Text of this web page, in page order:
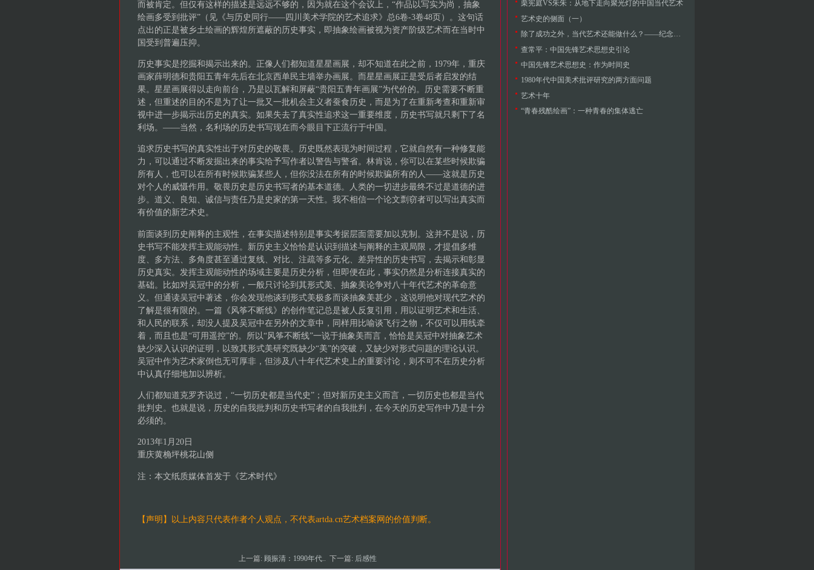
而被肯定。但仅有这样的描述是远远不够的，因为就在这个会议上，“作品以写实为尚，抽象
绘画多受到批评”（见《与历史同行——四川美术学院的艺术追求》总6卷-3卷48页）。这句话
点出的正是被乡土绘画的辉煌所遮蔽的历史事实，即抽象绘画被视为资产阶级艺术而在当时中
国受到普遍压抑。
历史事实是挖掘和揭示出来的。正像人们都知道星星画展，却不知道在此之前，1979年，重庆
画家薛明德和贵阳五青年先后在北京西单民主墙举办画展。而星星画展正是受后者启发的结
果。星星画展得以走向前台，乃是以瓦解和屏蔽“贵阳五青年画展”为代价的。历史需要不断重
述，但重述的目的不是为了让一批又一批机会主义者蚕食历史，而是为了在重新考查和重新审
视中进一步揭示出历史的真实。如果失去了真实性追求这一重要维度，历史书写就只剩下了名
利场。——当然，名利场的历史书写现在而今眼目下正流行于中国。
追求历史书写的真实性出于对历史的敬畏。历史既然表现为时间过程，它就自然有一种修复能
力，可以通过不断发掘出来的事实给予写作者以警告与警省。林肯说，你可以在某些时候欺骗
所有人，也可以在所有时候欺骗某些人，但你没法在所有的时候欺骗所有的人——这就是历史
对个人的威慑作用。敬畏历史是历史书写者的基本道德。人类的一切进步最终不过是道德的进
步。道义、良知、诚信与责任乃是史家的第一天性。我不相信一个论文剽窃者可以写出真实而
有价值的新艺术史。
前面谈到历史阐释的主观性，在事实描述特别是事实考据层面需要加以克制。这并不是说，历
史书写不能发挥主观能动性。新历史主义恰恰是认识到描述与阐释的主观局限，才提倡多维
度、多方法、多角度甚至通过复线、对比、注疏等多元化、差异性的历史书写，去揭示和彰显
历史真实。发挥主观能动性的场域主要是历史分析，但即便在此，事实仍然是分析连接真实的
基础。比如对吴冠中的分析，一般只讨论到其形式美、抽象美论争对八十年代艺术的革命意
义。但通读吴冠中著述，你会发现他谈到形式美极多而谈抽象美甚少，这说明他对现代艺术的
了解是很有限的。一篇《风筝不断线》的创作笔记总是被人反复引用，用以证明艺术和生活、
和人民的联系，却没人提及吴冠中在另外的文章中，同样用比喻谈飞行之物，不仅可以用线牵
着，而且也是“可用遥控”的。所以“风筝不断线”一说于抽象美而言，恰恰是吴冠中对抽象艺术
缺少深入认识的证明，以致其形式美研究既缺少“美”的突破，又缺少对形式问题的理论认识。
吴冠中作为艺术家倒也无可厚非，但涉及八十年代艺术史上的重要讨论，则不可不在历史分析
中认真仔细地加以辨析。
人们都知道克罗齐说过，“一切历史都是当代史”；但对新历史主义而言，一切历史也都是当代
批判史。也就是说，历史的自我批判和历史书写者的自我批判，在今天的历史写作中乃是十分
必须的。
2013年1月20日
重庆黄桷坪桃花山侧
注：本文纸质媒体首发于《艺术时代》
【声明】以上内容只代表作者个人观点，不代表artda.cn艺术档案网的价值判断。
上一篇: 顾振清：1990年代.. 下一篇: 后感性
栗宪庭VS朱朱：从地下走向聚光灯的中国当代艺术
艺术史的侧面（一）
除了成功之外，当代艺术还能做什么？——纪念八五新潮美术三十年
查常平：中国先锋艺术思想史引论
中国先锋艺术思想史：作为时间史
1980年代中国美术批评研究的两方面问题
艺术十年
“青春残酷绘画”：一种青春的集体逃亡